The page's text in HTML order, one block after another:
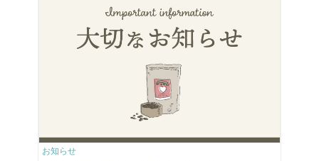
お知らせ